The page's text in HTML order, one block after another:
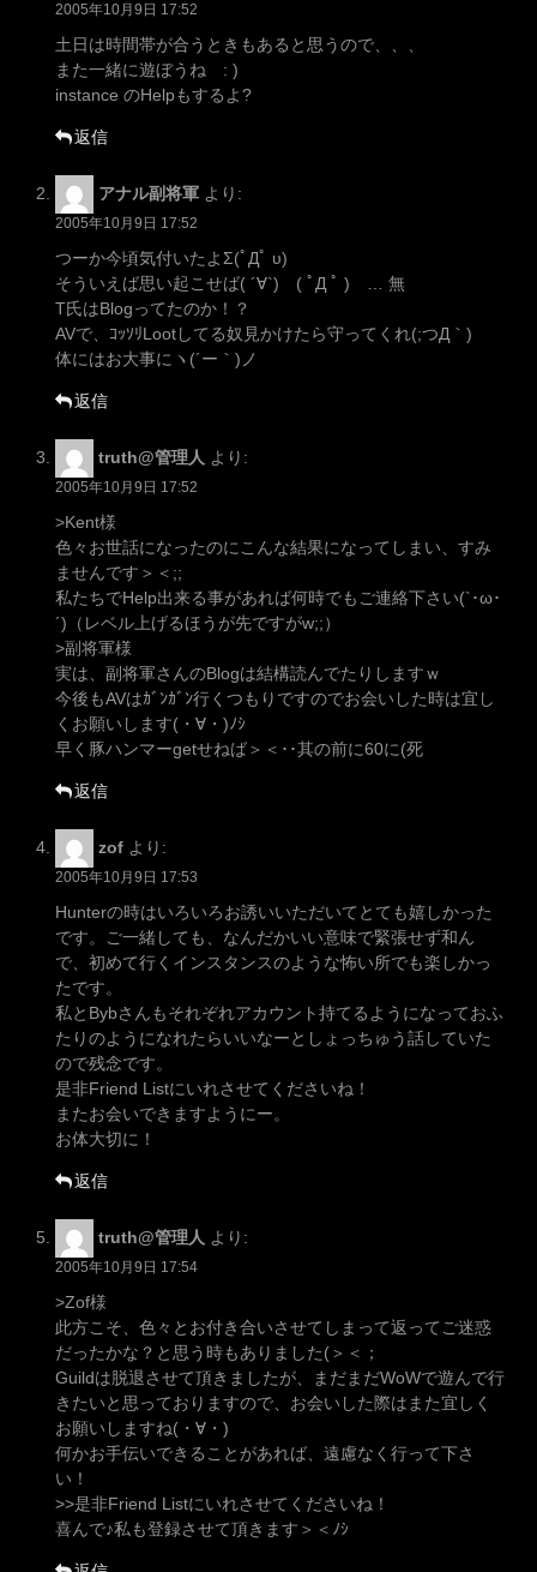
2005年10月9日 17:52
土日は時間帯が合うときもあると思うので、、、
また一緒に遊ぼうね : )
instance のHelpもするよ?
返信
アナル副将軍 より:
2005年10月9日 17:52
つーか今頃気付いたよΣ(ﾟДﾟ υ)
そういえば思い起こせば( ´∀`) ( ﾟД ﾟ ) … 無
T氏はBlogってたのか！？
AVで、ｺｯｿﾘLootしてる奴見かけたら守ってくれ(;つД｀)
体にはお大事にヽ(´ー｀)ノ
返信
truth@管理人 より:
2005年10月9日 17:52
>Kent様
色々お世話になったのにこんな結果になってしまい、すみ
ませんです＞＜;;
私たちでHelp出来る事があれば何時でもご連絡下さい(`･ω･
´)（レベル上げるほうが先ですがw;;）
>副将軍様
実は、副将軍さんのBlogは結構読んでたりしますｗ
今後もAVはｶﾞﾝｶﾞﾝ行くつもりですのでお会いした時は宜し
くお願いします(・∀・)ﾉｼ
早く豚ハンマーgetせねば＞＜･･其の前に60に(死
返信
zof より:
2005年10月9日 17:53
Hunterの時はいろいろお誘いいただいてとても嬉しかった
です。ご一緒しても、なんだかいい意味で緊張せず和ん
で、初めて行くインスタンスのような怖い所でも楽しかっ
たです。
私とBybさんもそれぞれアカウント持てるようになっておふ
たりのようになれたらいいなーとしょっちゅう話していた
ので残念です。
是非Friend Listにいれさせてくださいね！
またお会いできますようにー。
お体大切に！
返信
truth@管理人 より:
2005年10月9日 17:54
>Zof様
此方こそ、色々とお付き合いさせてしまって返ってご迷惑
だったかな？と思う時もありました(＞＜；
Guildは脱退させて頂きましたが、まだまだWoWで遊んで行
きたいと思っておりますので、お会いした際はまた宜しく
お願いしますね(・∀・)
何かお手伝いできることがあれば、遠慮なく行って下さ
い！
>>是非Friend Listにいれさせてくださいね！
喜んで♪私も登録させて頂きます＞＜ﾉｼ